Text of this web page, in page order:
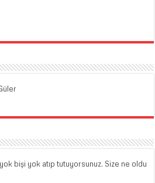
bişi yok atıp tutuyorsunuz. Size ne oldu